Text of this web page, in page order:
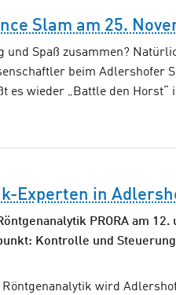
Slam am 25.
und Spaß zusammen?
beim Adlershofer
es wieder „Battle den Horst“
Experten in
PRORA am 12.
Kontrolle und
wird